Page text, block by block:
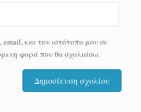
και τον ιστότοπο μου σε
φορά που θα σχολιάσω.